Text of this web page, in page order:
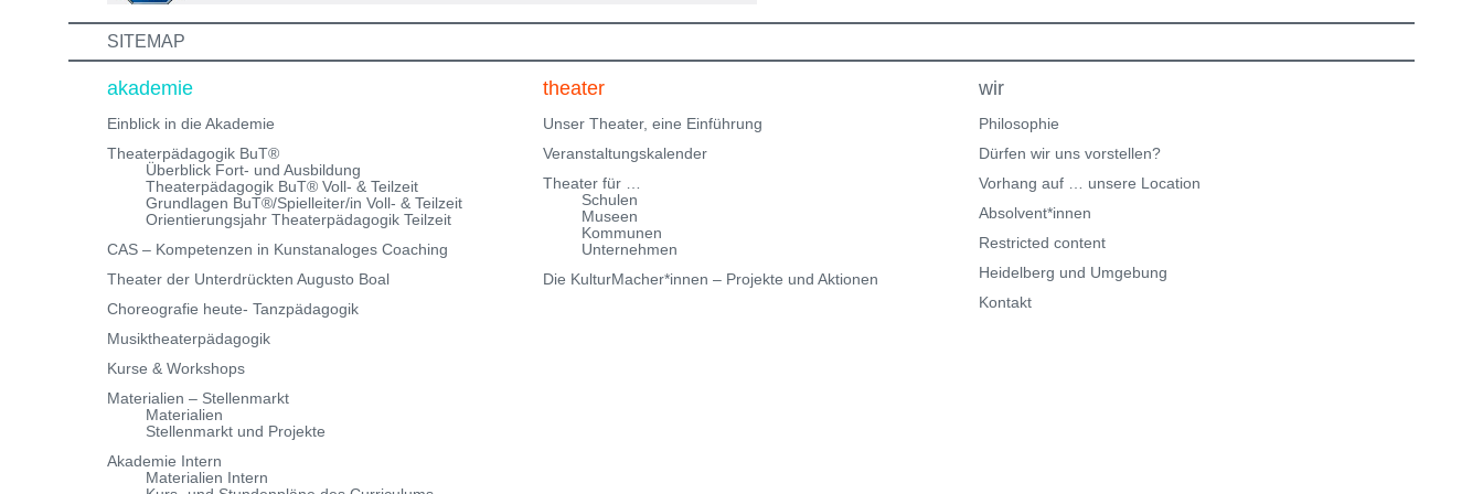
SITEMAP
akademie
Einblick in die Akademie
Theaterpädagogik BuT®
Überblick Fort- und Ausbildung
Theaterpädagogik BuT® Voll- & Teilzeit
Grundlagen BuT®/Spielleiter/in Voll- & Teilzeit
Orientierungsjahr Theaterpädagogik Teilzeit
CAS – Kompetenzen in Kunstanaloges Coaching
Theater der Unterdrückten Augusto Boal
Choreografie heute- Tanzpädagogik
Musiktheaterpädagogik
Kurse & Workshops
Materialien – Stellenmarkt
Materialien
Stellenmarkt und Projekte
Akademie Intern
Materialien Intern
theater
Unser Theater, eine Einführung
Veranstaltungskalender
Theater für …
Schulen
Museen
Kommunen
Unternehmen
Die KulturMacher*innen – Projekte und Aktionen
wir
Philosophie
Dürfen wir uns vorstellen?
Vorhang auf … unsere Location
Absolvent*innen
Restricted content
Heidelberg und Umgebung
Kontakt